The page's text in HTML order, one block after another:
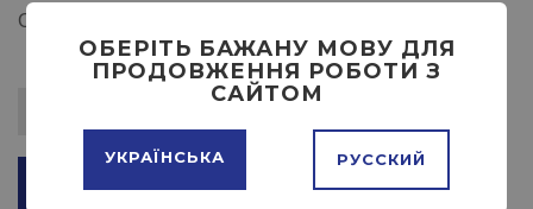
Обивочные ткани на выбор
ОБЕРІТЬ БАЖАНУ МОВУ ДЛЯ
ПРОДОВЖЕННЯ РОБОТИ З
САЙТОМ
УКРАЇНСЬКА РУССКИЙ